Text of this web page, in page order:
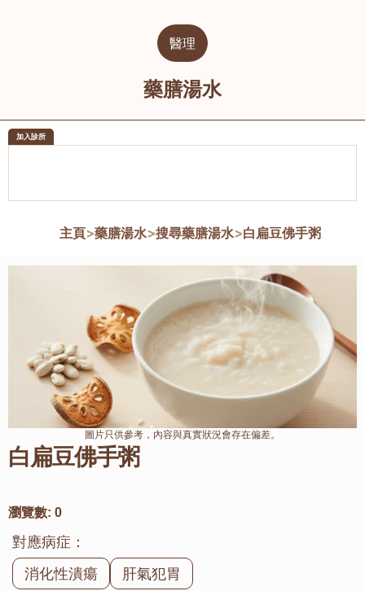
醫理
藥膳湯水
加入診所
主頁>藥膳湯水>搜尋藥膳湯水>白扁豆佛手粥
白扁豆佛手粥
瀏覽數: 0
對應病症：
消化性潰瘍
肝氣犯胃
圖片只供參考，內容與真實狀況會存在偏差。